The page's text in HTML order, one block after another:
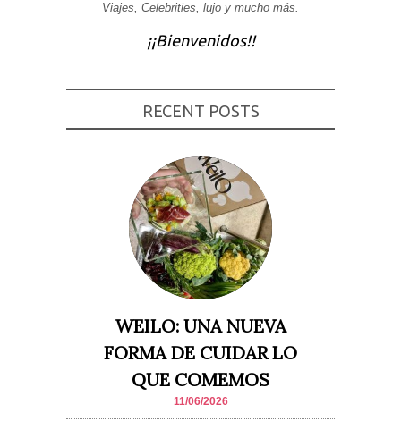
Viajes, Celebrities, lujo y mucho más.
¡¡Bienvenidos!!
RECENT POSTS
WEILO: UNA NUEVA
FORMA DE CUIDAR LO
QUE COMEMOS
11/06/2026
durante tu
cookies,